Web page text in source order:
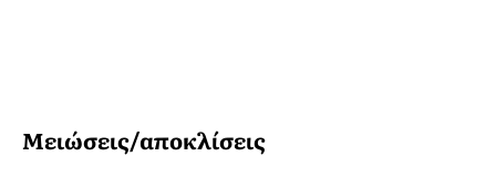
Μειώσεις/αποκλίσεις